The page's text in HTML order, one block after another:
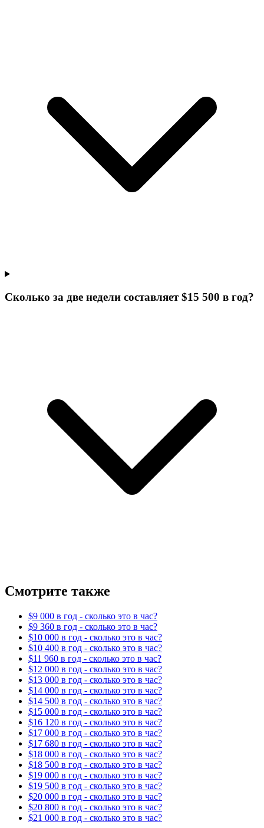
Сколько за две недели составляет $15 500 в год?
Смотрите также
$9 000 в год - сколько это в час?
$9 360 в год - сколько это в час?
$10 000 в год - сколько это в час?
$10 400 в год - сколько это в час?
$11 960 в год - сколько это в час?
$12 000 в год - сколько это в час?
$13 000 в год - сколько это в час?
$14 000 в год - сколько это в час?
$14 500 в год - сколько это в час?
$15 000 в год - сколько это в час?
$16 120 в год - сколько это в час?
$17 000 в год - сколько это в час?
$17 680 в год - сколько это в час?
$18 000 в год - сколько это в час?
$18 500 в год - сколько это в час?
$19 000 в год - сколько это в час?
$19 500 в год - сколько это в час?
$20 000 в год - сколько это в час?
$20 800 в год - сколько это в час?
$21 000 в год - сколько это в час?